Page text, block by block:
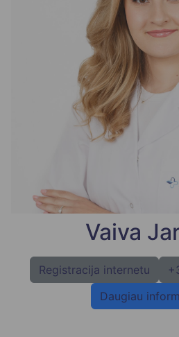
Vaiva
Registracija internetu
Daugiau